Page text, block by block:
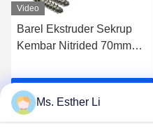
Video
Barel Ekstruder Sekrup
Kembar Nitrided 70mm
Stabil
Dapatkan Harga Terbaik
Ms. Esther Li